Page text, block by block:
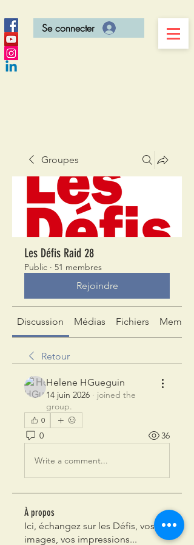
Se connecter
Groupes
Les Défis Raid 28
Public · 51 membres
Rejoindre
Discussion Médias Fichiers
Retour
Helene HGueguin
14 juin 2026 · joined the
group.
0
0 36
Write a comment...
À propos
Ici, échangez sur les Défis, vos
images, vos impressions...